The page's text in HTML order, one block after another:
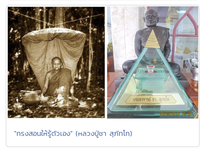
"ทรงสอนให้รู้ตัวเอง" (หลวงปู่ชา สุภัทโท)